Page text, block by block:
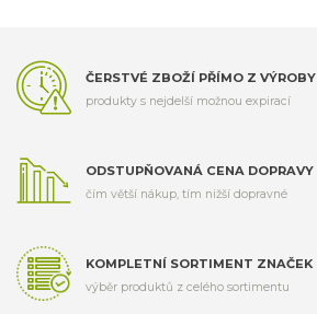
ČERSTVÉ ZBOŽÍ PŘÍMO Z VÝROBY
produkty s nejdelší možnou expirací
ODSTUPŇOVANÁ CENA DOPRAVY
čím větší nákup, tím nižší dopravné
KOMPLETNÍ SORTIMENT ZNAČEK
výběr produktů z celého sortimentu